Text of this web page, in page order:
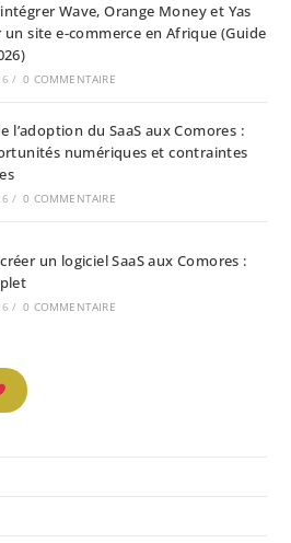
Wave, Orange Money et Yas
un site e-commerce en Afrique (Guide
/ 0 COMMENTAIRE
l’adoption du SaaS aux Comores :
numériques et contraintes
/ 0 COMMENTAIRE
un logiciel SaaS aux Comores :
/ 0 COMMENTAIRE